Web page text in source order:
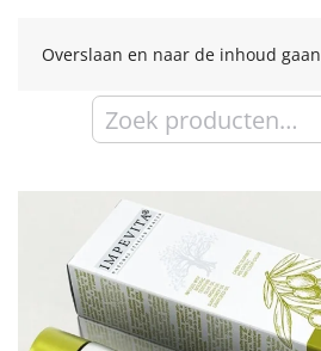
Overslaan en naar de inhoud gaan
Zoeken
naar: